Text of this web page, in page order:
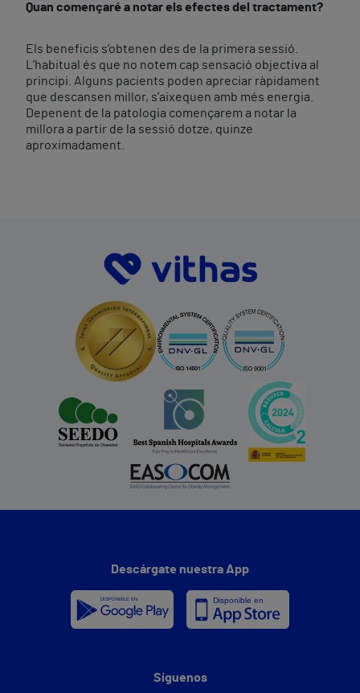
Quan començaré a notar els efectes del tractament?
Els beneficis s’obtenen des de la primera sessió.
L’habitual és que no notem cap sensació objectiva al
principi. Alguns pacients poden apreciar ràpidament
que descansen millor, s’aixequen amb més energia.
Depenent de la patologia començarem a notar la
millora a partir de la sessió dotze, quinze
aproximadament.
Descárgate nuestra App
Síguenos